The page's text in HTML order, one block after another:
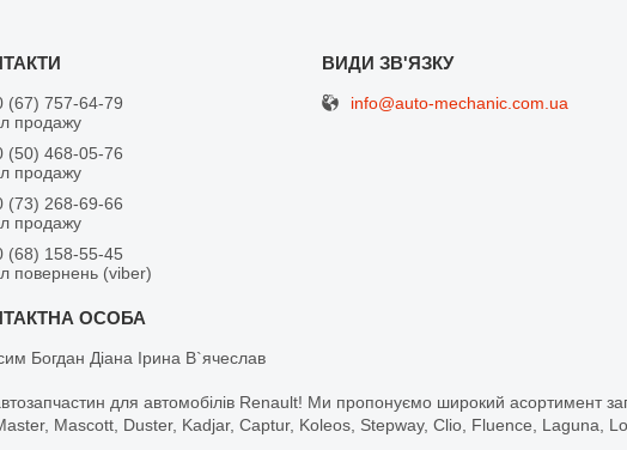
(67) 757-64-79
продажу
(50) 468-05-76
продажу
(73) 268-69-66
продажу
(68) 158-55-45
повернень (viber)
Богдан Діана Ірина В`ячеслав
info@auto-mechanic.com.ua
для автомобілів Renault! Ми пропонуємо широкий асортимент
Mascott, Duster, Kadjar, Captur, Koleos, Stepway, Clio, Fluence, Laguna,